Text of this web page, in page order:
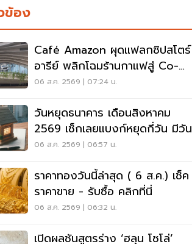
ข้อง
Café Amazon ผุดแฟลกชิปสโตร์
อารีย์ พลิกโฉมร้านกาแฟสู่ Co-
Working Space ครบวงจร
06 ส.ค. 2569 | 07:24 น.
วันหยุดธนาคาร เดือนสิงหาคม
2569 เช็กเลยแบงก์หยุดกี่วัน มีวัน
หยุดยาวไหม
06 ส.ค. 2569 | 06:57 น.
ราคาทองวันนี้ล่าสุด ( 6 ส.ค.) เช็ค
ราคาขาย - รับซื้อ คลิกที่นี่
06 ส.ค. 2569 | 06:32 น.
เปิดผลชันสูตรร่าง ‘ฮลุน โซโล่’